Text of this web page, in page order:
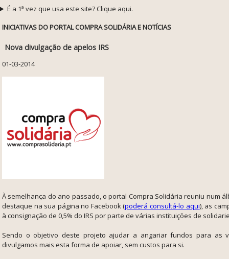
É a 1ª vez que usa este site? Clique aqui.
INICIATIVAS DO PORTAL COMPRA SOLIDÁRIA E NOTÍCIAS
Nova divulgação de apelos IRS
01-03-2014
À semelhança do ano passado, o portal Compra Solidária reuniu num
destaque na sua página no Facebook (poderá consultá-lo aqui), as
à consignação de 0,5% do IRS por parte de várias instituições de
Sendo o objetivo deste projeto ajudar a angariar fundos para as
divulgamos mais esta forma de apoiar, sem custos para si.